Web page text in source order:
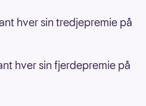
hver sin tredjepremie på
hver sin fjerdepremie på